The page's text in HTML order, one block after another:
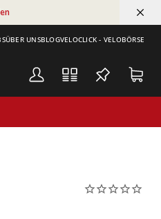
ÜBER UNSBLOGVELOCLICK - VELOBÖRSE